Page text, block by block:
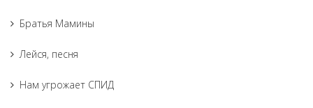
Братья Мамины
Лейся, песня
Нам угрожает СПИД